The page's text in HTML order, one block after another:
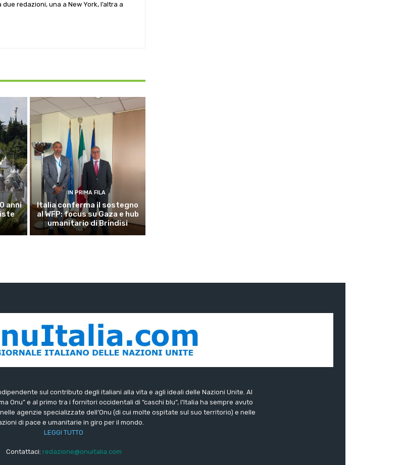
redazioni, una a New York, l’altra a
anni
IN PRIMA FILA
Italia conferma il sostegno
al WFP: focus su Gaza e hub
umanitario di Brindisi
sul contributo degli italiani alla vita e agli ideali delle Nazioni Unite. Al
Onu” e al primo tra i fornitori occidentali di “caschi blu”, l’Italia ha sempre avuto
agenzie specializzate dell’Onu (di cui molte ospitate sul suo territorio) e nelle
di pace e umanitarie in giro per il mondo.
LEGGI TUTTO
Contattaci: redazione@onuitalia.com